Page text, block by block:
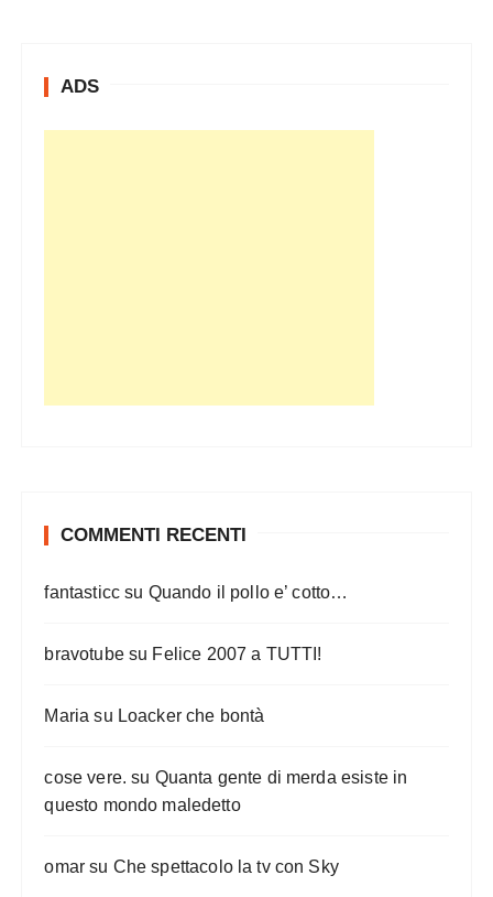
ADS
COMMENTI RECENTI
fantasticc su Quando il pollo e’ cotto…
bravotubesu Felice 2007 a TUTTI!
Maria su Loacker che bontà
cose vere. su Quanta gente di merda esiste in
questo mondo maledetto
omar su Che spettacolo la tv con Sky